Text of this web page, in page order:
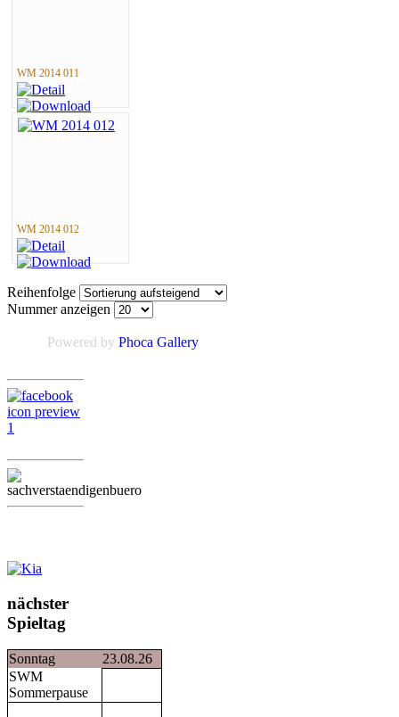
WM 2014 011
WM 2014 012
Reihenfolge
Nummer anzeigen
Powered by Phoca Gallery
nächster
Spieltag
Sonntag
23.08.26
SWM
Sommerpause